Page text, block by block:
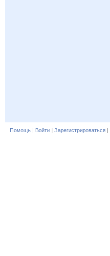
Помощь | Войти | Зарегистрироваться |